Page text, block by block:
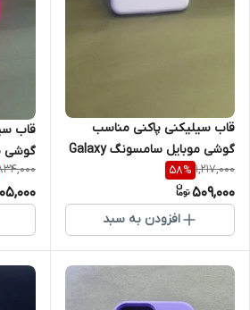
قاب سیلیکنی پاکنی مناسب
گوشی موبایل سامسونگ Galaxy
S21
1,217,000
58%
509,000
افزودن به سبد
قاب
M10